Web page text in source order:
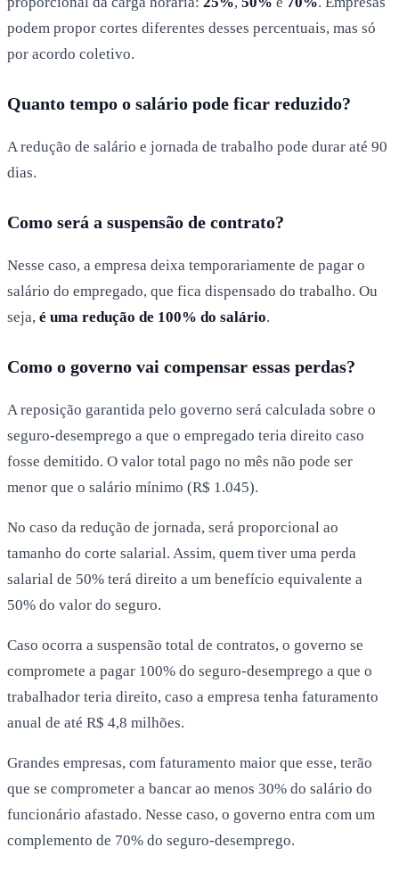
podem propor cortes diferentes desses percentuais, mas só
por acordo coletivo.
Quanto tempo o salário pode ficar reduzido?
A redução de salário e jornada de trabalho pode durar até 90
dias.
Como será a suspensão de contrato?
Nesse caso, a empresa deixa temporariamente de pagar o
salário do empregado, que fica dispensado do trabalho. Ou
seja, é uma redução de 100% do salário.
Como o governo vai compensar essas perdas?
A reposição garantida pelo governo será calculada sobre o
seguro-desemprego a que o empregado teria direito caso
fosse demitido. O valor total pago no mês não pode ser
menor que o salário mínimo (R$ 1.045).
No caso da redução de jornada, será proporcional ao
tamanho do corte salarial. Assim, quem tiver uma perda
salarial de 50% terá direito a um benefício equivalente a
50% do valor do seguro.
Caso ocorra a suspensão total de contratos, o governo se
compromete a pagar 100% do seguro-desemprego a que o
trabalhador teria direito, caso a empresa tenha faturamento
anual de até R$ 4,8 milhões.
Grandes empresas, com faturamento maior que esse, terão
que se comprometer a bancar ao menos 30% do salário do
funcionário afastado. Nesse caso, o governo entra com um
complemento de 70% do seguro-desemprego.